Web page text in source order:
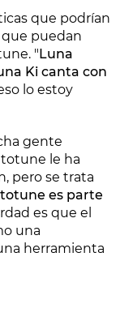
que podrían
que puedan
"Luna
Ki canta con
lo estoy
gente
le ha
pero se trata
es parte
es que el
una
herramienta